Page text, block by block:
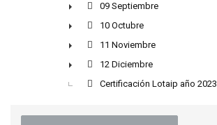
►
►
09 Septiembre
►
10 Octubre
►
11 Noviembre
►
12 Diciembre
Certificación Lotaip año 2023